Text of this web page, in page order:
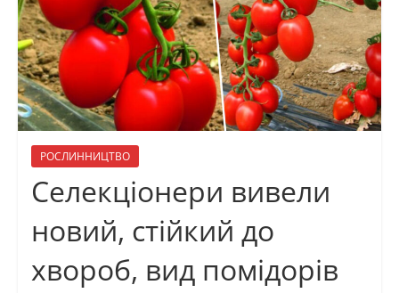
РОСЛИННИЦТВО
Селекціонери вивели
новий, стійкий до
хвороб, вид помідорів